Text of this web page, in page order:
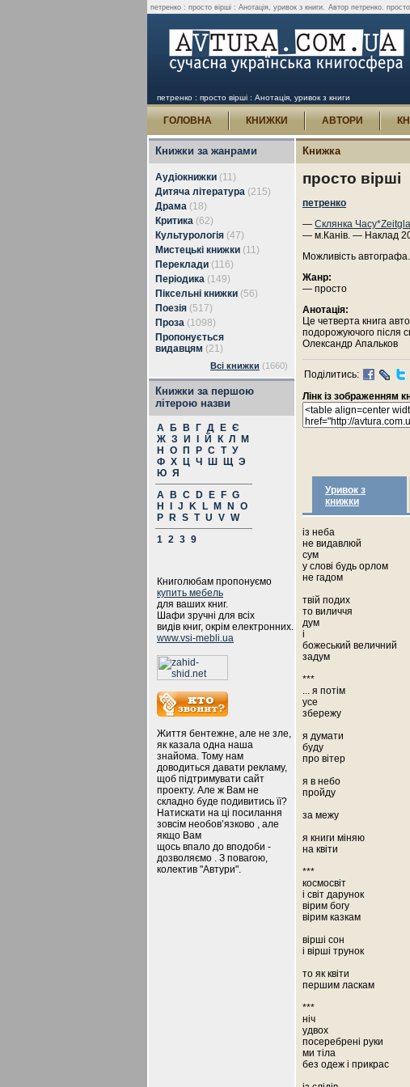
петренко : просто вірші : Анотація, уривок з книги. Автор петренко.
петренко : просто вірші : Анотація, уривок з книги
ГОЛОВНА КНИЖКИ АВТОРИ
Книжки за жанрами
Аудіокнижки (11)
Дитяча література (215)
Драма (18)
Критика (62)
Культурологія (47)
Мистецькі книжки (11)
Переклади (116)
Періодика (149)
Піксельні книжки (56)
Поезія (517)
Проза (1098)
Пропонується
видавцям (21)
Всі книжки (1660)
Книжки за першою
літерою назви
А Б В Г Д Е Є
Ж З И Й К Л
М
Н
О П Р С Т У
Ф Х Ц Ч Ш Щ Э
Ю Я
A
B C D E F G
H
J K L M N
O
P
R S T U V W
1 2 3 9
Книголюбам пропонуємо
купить мебель
для ваших книг.
Шафи зручні для всіх
видів книг, окрім електронних.
www.vsi-mebli.ua
Життя бентежне, але не зле,
як казала одна наша
знайома. Тому нам
доводиться давати рекламу,
щоб підтримувати сайт
проекту. Але ж Вам не
складно буде подивитись її?
Натискати на ці посилання
зовсім необов’язково , але
якщо Вам
щось впало до вподоби -
дозволяємо . З повагою,
колектив "Автури".
Книжка
просто вірші
петренко
— Склянка
— м.Канів. — Наклад
Можливість автографа.
Жанр:
— просто
Анотація:
Це четверта книга
подорожуючого після
Олександр Апальков
Поділитись:
Лінк із зображенням
Уривок з
книжки
із неба
не видавлюй
сум
у слові будь орлом
не гадом
твій подих
то виличчя
дум
і
божеський величний
задум
***
... я потім
усе
збережу
я думати
буду
про вітер
я в небо
пройду
за межу
я книги міняю
на квіти
***
космосвіт
і світ дарунок
вірим богу
вірим казкам
вірші сон
і вірші трунок
то як квіти
першим ласкам
***
ніч
удвох
посеребрені руки
ми тіла
без одеж і прикрас